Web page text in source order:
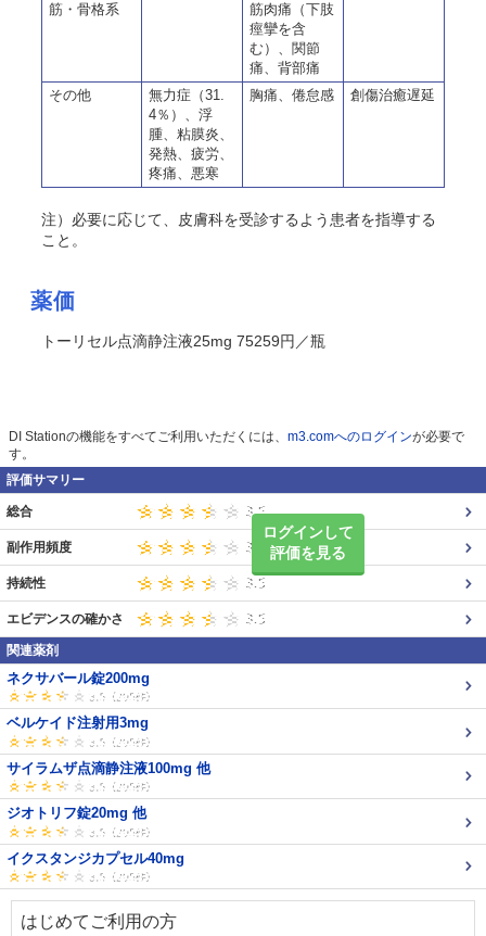
筋・骨格系
筋肉痛（下肢
痙攣を含
む）、関節
痛、背部痛
その他
無力症（31.
4％）、浮
腫、粘膜炎、
発熱、疲労、
疼痛、悪寒
胸痛、倦怠感 創傷治癒遅延
注）必要に応じて、皮膚科を受診するよう患者を指導する
こと。
薬価
トーリセル点滴静注液25mg 75259円／瓶
DI Stationの機能をすべてご利用いただくには、 m3.comへのログインが必要で
す。
評価サマリー
ログインして
評価を見る
総合
副作用頻度
持続性
エビデンスの確かさ
関連薬剤
ネクサバール錠200mg
ベルケイド注射用3mg
サイラムザ点滴静注液100mg 他
ジオトリフ錠20mg 他
イクスタンジカプセル40mg
はじめてご利用の方